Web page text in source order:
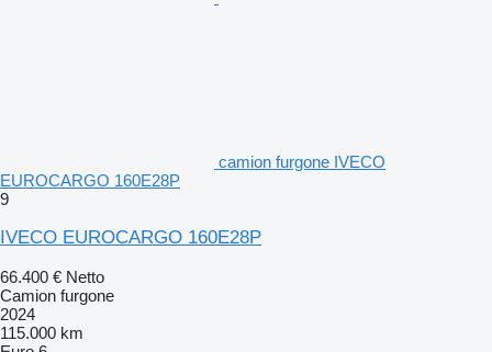
camion furgone IVECO
EUROCARGO 160E28P
9
IVECO EUROCARGO 160E28P
66.400 € Netto
Camion furgone
2024
115.000 km